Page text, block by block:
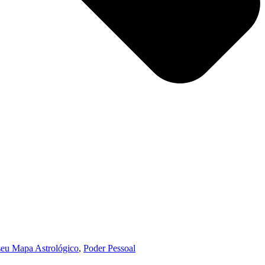
Mapa Astrológico, Poder Pessoal